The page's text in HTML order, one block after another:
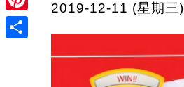
Pinterest
2019-12-11 (星期三)